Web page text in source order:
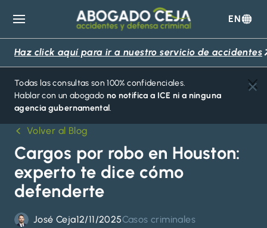
Abogado
Ceja
EN
Haz click aquí para ir a nuestro servicio de accidentes
Todas las consultas son 100% confidenciales.
Hablar con un abogado no notifica a ICE ni a ninguna
agencia gubernamental.
Volver al Blog
Cargos por robo en Houston:
experto te dice cómo
defenderte
José Ceja12/11/2025Casos criminales